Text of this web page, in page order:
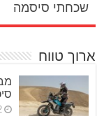
שכחתי סיסמה
ארוך טווח